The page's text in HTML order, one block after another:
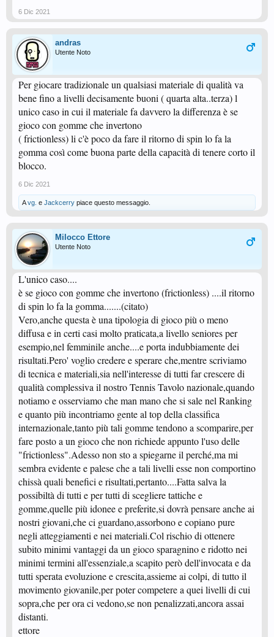
6 Dic 2021
andras
Utente Noto
Per giocare tradizionale un qualsiasi materiale di qualità va
bene fino a livelli decisamente buoni ( quarta alta..terza) l
unico caso in cui il materiale fa davvero la differenza è se
gioco con gomme che invertono
( frictionless) li c'è poco da fare il ritorno di spin lo fa la
gomma così come buona parte della capacità di tenere corto il
blocco.
6 Dic 2021
Avg. e Jackcerry piace questo messaggio.
Milocco Ettore
Utente Noto
L'unico caso....
è se gioco con gomme che invertono (frictionless) ....il ritorno
di spin lo fa la gomma.......(citato)
Vero,anche questa è una tipologia di gioco più o meno
diffusa e in certi casi molto praticata,a livello seniores per
esempio,nel femminile anche....e porta indubbiamente dei
risultati.Pero' voglio credere e sperare che,mentre scriviamo
di tecnica e materiali,sia nell'interesse di tutti far crescere di
qualità complessiva il nostro Tennis Tavolo nazionale,quando
notiamo e osserviamo che man mano che si sale nel Ranking
e quanto più incontriamo gente al top della classifica
internazionale,tanto più tali gomme tendono a scomparire,per
fare posto a un gioco che non richiede appunto l'uso delle
"frictionless".Adesso non sto a spiegarne il perché,ma mi
sembra evidente e palese che a tali livelli esse non comportino
chissà quali benefici e risultati,pertanto....Fatta salva la
possibiltà di tutti e per tutti di scegliere tattiche e
gomme,quelle più idonee e preferite,si dovrà pensare anche ai
nostri giovani,che ci guardano,assorbono e copiano pure
negli atteggiamenti e nei materiali.Col rischio di ottenere
subito minimi vantaggi da un gioco sparagnino e ridotto nei
minimi termini all'essenziale,a scapito però dell'invocata e da
tutti sperata evoluzione e crescita,assieme ai colpi, di tutto il
movimento giovanile,per poter competere a quei livelli di cui
sopra,che per ora ci vedono,se non penalizzati,ancora assai
distanti.
ettore